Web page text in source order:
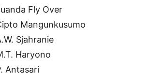
Fly Over
Mangunkusumo
Sjahranie
Haryono
Antasari